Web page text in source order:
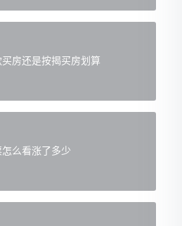
买房还是按揭买房划算
怎么看涨了多少